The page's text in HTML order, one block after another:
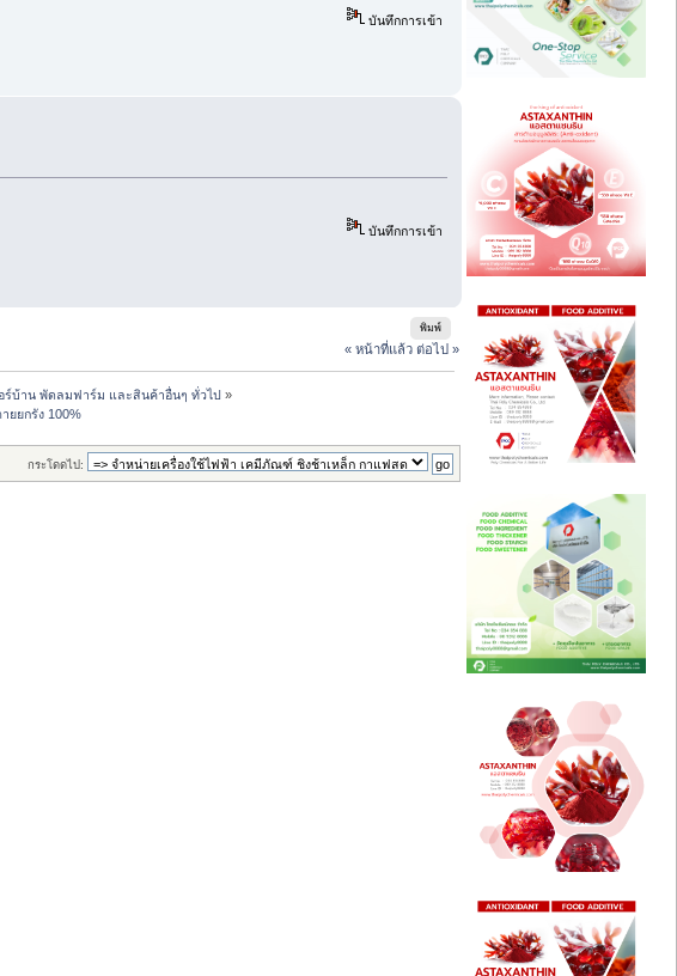
บันทึกการเข้า
บันทึกการเข้า
พิมพ์
« หน้าที่แล้ว ต่อไป »
บ้าน พัดลมฟาร์ม และสินค้าอื่นๆ ทั่วไป»
ยยกรัง 100%
กระโดดไป: